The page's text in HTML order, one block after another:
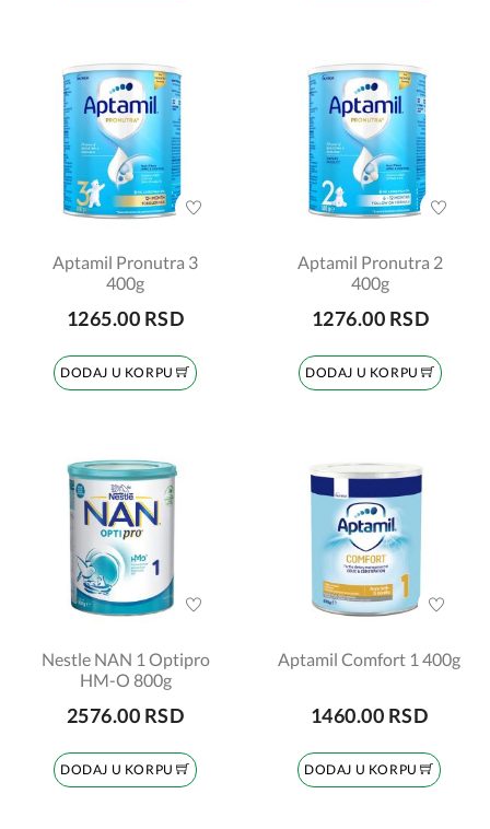
Aptamil Pronutra 3
400g
1265.00 RSD
DODAJ U KORPU
Aptamil Pronutra 2
400g
1276.00 RSD
DODAJ U KORPU
Nestle NAN 1 Optipro
HM-O 800g
2576.00 RSD
DODAJ U KORPU
Aptamil Comfort 1 400g
1460.00 RSD
DODAJ U KORPU